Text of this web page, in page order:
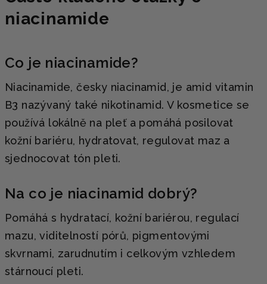
niacinamide
Co je niacinamide?
Niacinamide, česky niacinamid, je amid vitamin
B3 nazývaný také nikotinamid. V kosmetice se
používá lokálně na pleť a pomáhá posilovat
kožní bariéru, hydratovat, regulovat maz a
sjednocovat tón pleti.
Na co je niacinamid dobrý?
Pomáhá s hydratací, kožní bariérou, regulací
mazu, viditelností pórů, pigmentovými
skvrnami, zarudnutím i celkovým vzhledem
stárnoucí pleti.